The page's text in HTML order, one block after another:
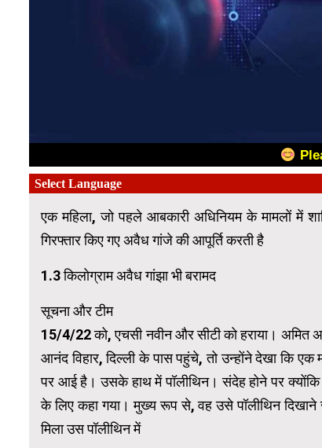
एक महिला, जो पहले आबकारी अधिनियम के मामलों में
गिरफ्तार किए गए अवैध गांजे की आपूर्ति करती है
1.3 किलोग्राम अवैध गांझा भी बरामद
सूचना और टीम
15/4/22 को, एचसी नवीन और सीटी को हराया। अमित
आनंद विहार, दिल्ली के पास पहुंचे, तो उन्होंने देखा कि
पर आई है। उसके हाथ में पॉलीथिन। संदेह होने पर
के लिए कहा गया। मुख्य रूप से, वह उसे पॉलीथिन दिखाने
मिला उस पॉलीथिन में